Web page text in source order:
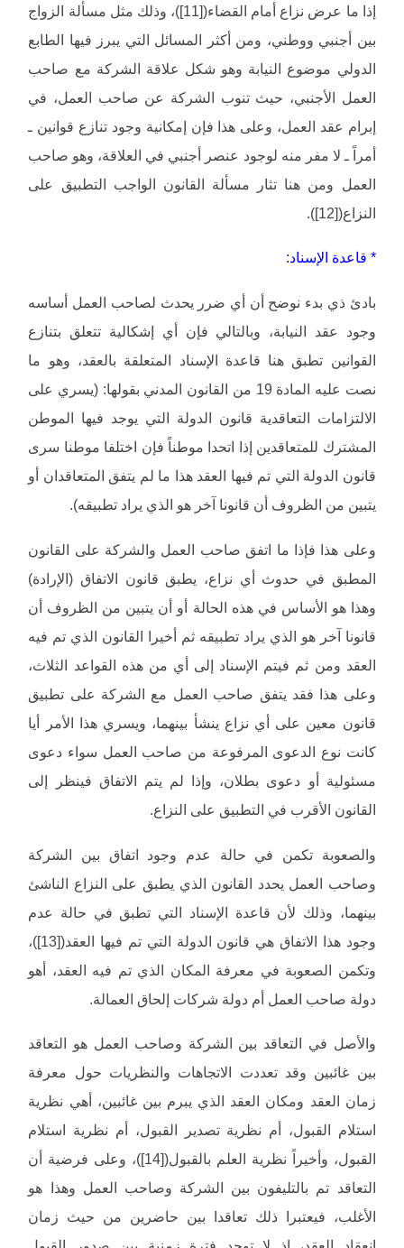
إذا ما عرض نزاع أمام القضاء([11])، وذلك مثل مسألة الزواج
بين أجنبي ووطني، ومن أكثر المسائل التي يبرز فيها الطابع
الدولي موضوع النيابة وهو شكل علاقة الشركة مع صاحب
العمل الأجنبي، حيث تنوب الشركة عن صاحب العمل، في
إبرام عقد العمل، وعلى هذا فإن إمكانية وجود تنازع قوانين ـ
أمراً ـ لا مفر منه لوجود عنصر أجنبي في العلاقة، وهو صاحب
العمل ومن هنا تثار مسألة القانون الواجب التطبيق على
النزاع([12]).
* قاعدة الإسناد:
بادئ ذي بدء نوضح أن أي ضرر يحدث لصاحب العمل أساسه
وجود عقد النيابة، وبالتالي فإن أي إشكالية تتعلق بتنازع
القوانين تطبق هنا قاعدة الإسناد المتعلقة بالعقد، وهو ما
نصت عليه المادة 19 من القانون المدني بقولها: (يسري على
الالتزامات التعاقدية قانون الدولة التي يوجد فيها الموطن
المشترك للمتعاقدين إذا اتحدا موطناً فإن اختلفا موطنا سرى
قانون الدولة التي تم فيها العقد هذا ما لم يتفق المتعاقدان أو
يتبين من الظروف أن قانونا آخر هو الذي يراد تطبيقه).
وعلى هذا فإذا ما اتفق صاحب العمل والشركة على القانون
المطبق في حدوث أي نزاع، يطبق قانون الاتفاق (الإرادة)
وهذا هو الأساس في هذه الحالة أو أن يتبين من الظروف أن
قانونا آخر هو الذي يراد تطبيقه ثم أخيرا القانون الذي تم فيه
العقد ومن ثم فيتم الإسناد إلى أي من هذه القواعد الثلاث،
وعلى هذا فقد يتفق صاحب العمل مع الشركة على تطبيق
قانون معين على أي نزاع ينشأ بينهما، ويسري هذا الأمر أيا
كانت نوع الدعوى المرفوعة من صاحب العمل سواء دعوى
مسئولية أو دعوى بطلان، وإذا لم يتم الاتفاق فينظر إلى
القانون الأقرب في التطبيق على النزاع.
والصعوبة تكمن في حالة عدم وجود اتفاق بين الشركة
وصاحب العمل يحدد القانون الذي يطبق على النزاع الناشئ
بينهما، وذلك لأن قاعدة الإسناد التي تطبق في حالة عدم
وجود هذا الاتفاق هي قانون الدولة التي تم فيها العقد([13])،
وتكمن الصعوبة في معرفة المكان الذي تم فيه العقد، أهو
دولة صاحب العمل أم دولة شركات إلحاق العمالة.
والأصل في التعاقد بين الشركة وصاحب العمل هو التعاقد
بين غائبين وقد تعددت الاتجاهات والنظريات حول معرفة
زمان العقد ومكان العقد الذي يبرم بين غائبين، أهي نظرية
استلام القبول، أم نظرية تصدير القبول، أم نظرية استلام
القبول، وأخيراً نظرية العلم بالقبول([14])، وعلى فرضية أن
التعاقد تم بالتليفون بين الشركة وصاحب العمل وهذا هو
الأغلب، فيعتبرا ذلك تعاقدا بين حاضرين من حيث زمان